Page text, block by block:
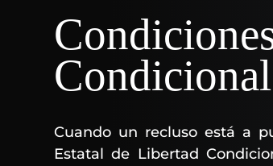
Condicional
Cuando un recluso está a
Estatal de Libertad